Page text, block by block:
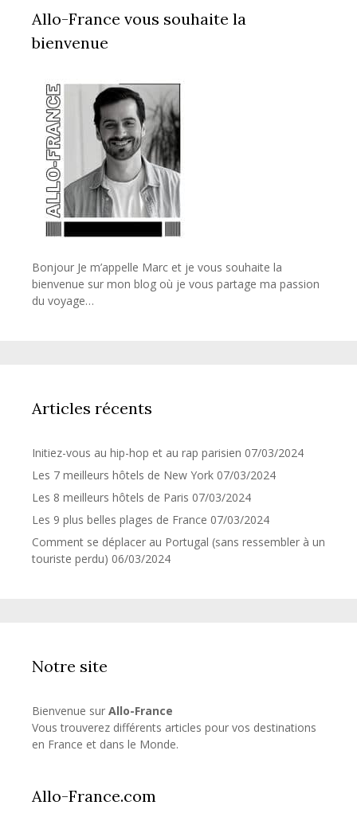
Allo-France vous souhaite la
bienvenue
Bonjour Je m’appelle Marc et je vous souhaite la
bienvenue sur mon blog où je vous partage ma passion
du voyage…
Articles récents
Initiez-vous au hip-hop et au rap parisien 07/03/2024
Les 7 meilleurs hôtels de New York 07/03/2024
Les 8 meilleurs hôtels de Paris 07/03/2024
Les 9 plus belles plages de France 07/03/2024
Comment se déplacer au Portugal (sans ressembler à un
touriste perdu) 06/03/2024
Notre site
Bienvenue sur Allo-France
Vous trouverez différents articles pour vos destinations
en France et dans le Monde.
Allo-France.com